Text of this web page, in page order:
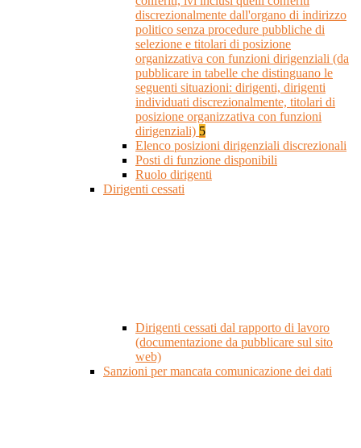
discrezionalmente dall'organo di indirizzo
politico senza procedure pubbliche di
selezione e titolari di posizione
organizzativa con funzioni dirigenziali (da
pubblicare in tabelle che distinguano le
seguenti situazioni: dirigenti, dirigenti
individuati discrezionalmente, titolari di
posizione organizzativa con funzioni
dirigenziali) 5
Elenco posizioni dirigenziali discrezionali
Posti di funzione disponibili
Ruolo dirigenti
Dirigenti cessati
Dirigenti cessati dal rapporto di lavoro
(documentazione da pubblicare sul sito
web)
Sanzioni per mancata comunicazione dei dati